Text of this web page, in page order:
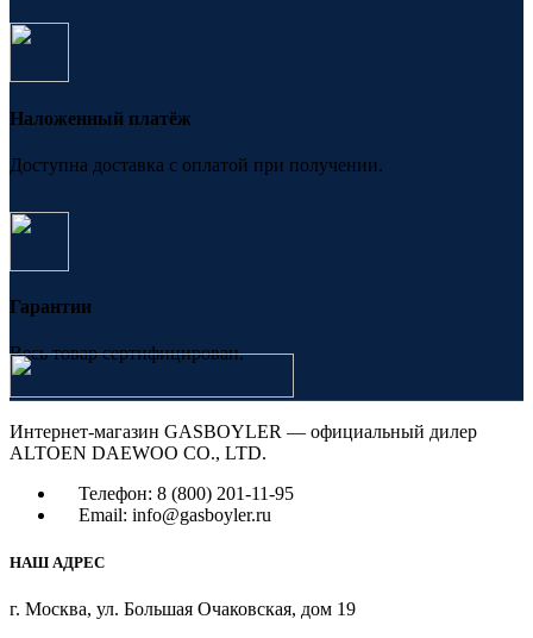
Наложенный платёж
Доступна доставка с оплатой при получении.
Гарантии
Весь товар сертифицирован.
Интернет-магазин GASBOYLER — официальный дилер
ALTOEN DAEWOO CO., LTD.
Телефон: 8 (800) 201-11-95
Email: info@gasboyler.ru
НАШ АДРЕС
г. Москва, ул. Большая Очаковская, дом 19